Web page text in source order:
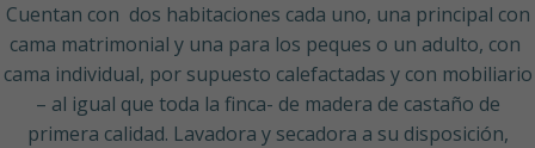
Cuentan con dos habitaciones cada uno, una principal con
cama matrimonial y una para los peques o un adulto, con
cama individual, por supuesto calefactadas y con mobiliario
– al igual que toda la finca- de madera de castaño de
primera calidad. Lavadora y secadora a su disposición,